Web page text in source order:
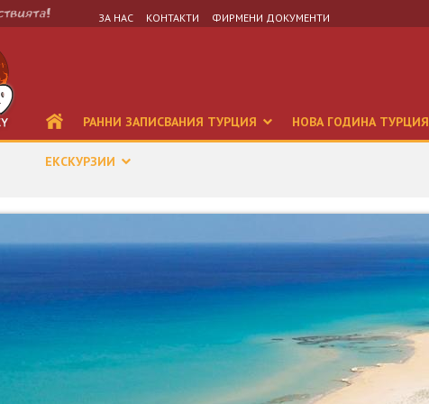
ЗА НАС КОНТАКТИ ФИРМЕНИ ДОКУМЕНТИ
РАННИ ЗАПИСВАНИЯ ТУРЦИЯ НОВА ГОДИНА ТУРЦИЯ
ЕКСКУРЗИИ